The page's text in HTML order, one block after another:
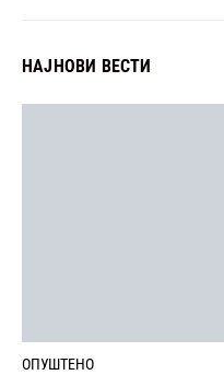
НАЈНОВИ ВЕСТИ
ОПУШТЕНО